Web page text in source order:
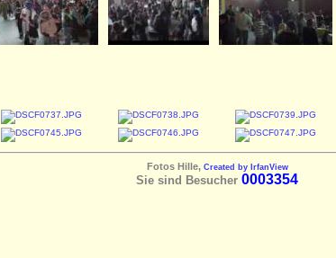
Fotos Hille, Created by IrfanView
Sie sind Besucher 0003354